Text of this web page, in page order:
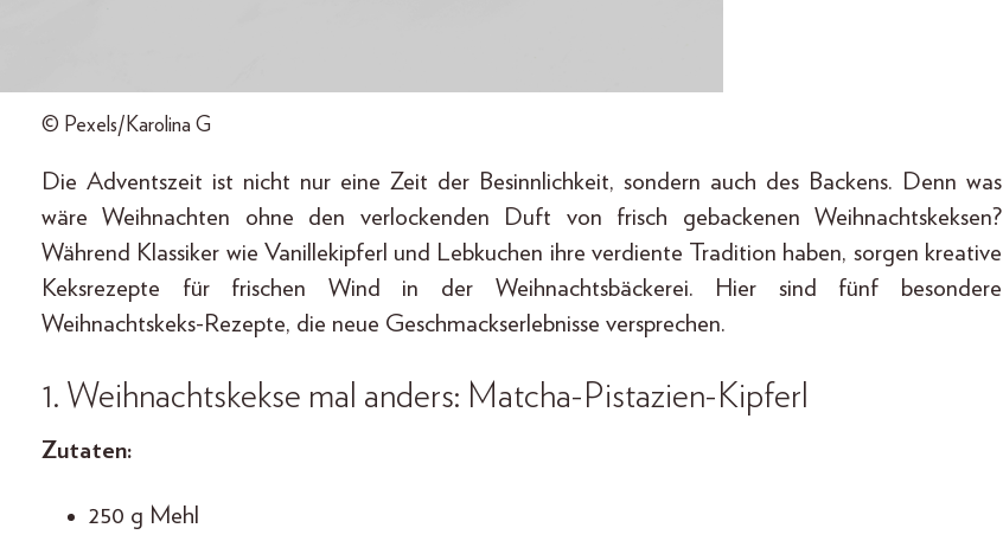
© Pexels/Karolina G
Die Adventszeit ist nicht nur eine Zeit der Besinnlichkeit, sondern auch des Backens. Denn was
wäre Weihnachten ohne den verlockenden Duft von frisch gebackenen Weihnachtskeksen?
Während Klassiker wie Vanillekipferl und Lebkuchen ihre verdiente Tradition haben, sorgen kreative
Keksrezepte für frischen Wind in der Weihnachtsbäckerei. Hier sind fünf besondere
Weihnachtskeks-Rezepte, die neue Geschmackserlebnisse versprechen.
1. Weihnachtskekse mal anders: Matcha-Pistazien-Kipferl
Zutaten:
250 g Mehl